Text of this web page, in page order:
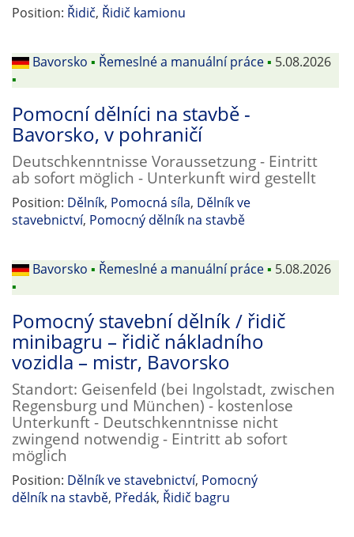
Position: Řidič, Řidič kamionu
Bavorsko ▪ Řemeslné a manuální práce▪ 5.08.2026
▪
Pomocní dělníci na stavbě -
Bavorsko, v pohraničí
Deutschkenntnisse Voraussetzung - Eintritt
ab sofort möglich - Unterkunft wird gestellt
Position: Dělník, Pomocná síla, Dělník ve
stavebnictví, Pomocný dělník na stavbě
Bavorsko ▪ Řemeslné a manuální práce▪ 5.08.2026
▪
Pomocný stavební dělník / řidič
minibagru – řidič nákladního
vozidla – mistr, Bavorsko
Standort: Geisenfeld (bei Ingolstadt, zwischen
Regensburg und München) - kostenlose
Unterkunft - Deutschkenntnisse nicht
zwingend notwendig - Eintritt ab sofort
möglich
Position: Dělník ve stavebnictví, Pomocný
dělník na stavbě, Předák, Řidič bagru